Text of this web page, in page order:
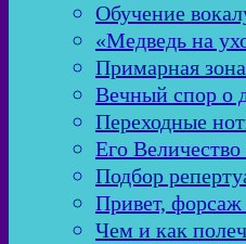
Обучение
«Медведь на
Примарная
Вечный спор о
Переходные
Его
Подбор
Привет,
Чем и как